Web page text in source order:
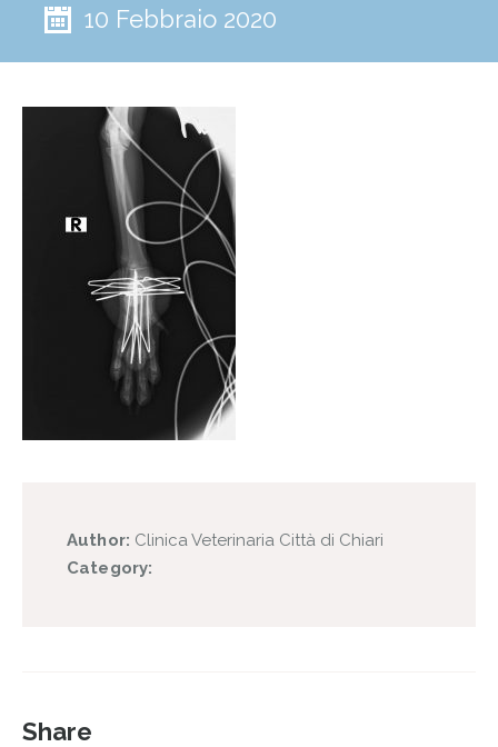
10 Febbraio 2020
Author: Clinica Veterinaria Città di Chiari
Category:
Share